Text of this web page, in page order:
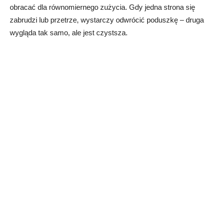
obracać dla równomiernego zużycia. Gdy jedna strona się
zabrudzi lub przetrze, wystarczy odwrócić poduszkę – druga
wygląda tak samo, ale jest czystsza.